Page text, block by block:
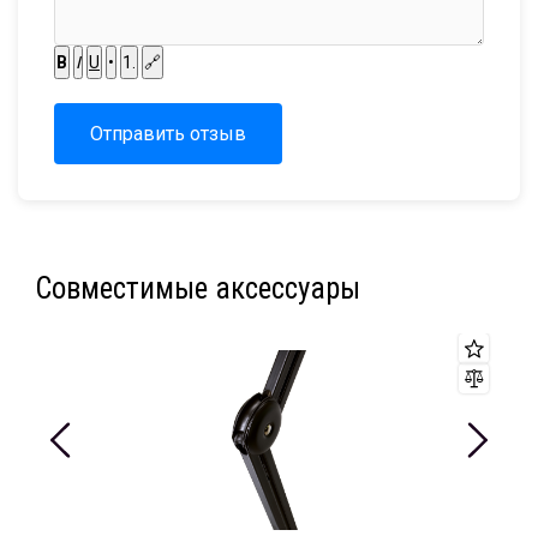
B I U • 1. 🔗
Отправить отзыв
Совместимые аксессуары